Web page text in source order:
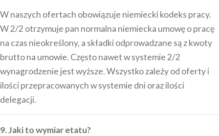
W naszych ofertach obowiązuje niemiecki kodeks pracy.
W 2/2 otrzymuje pan normalna niemiecka umowę o pracę
na czas nieokreślony, a składki odprowadzane są z kwoty
brutto na umowie. Często nawet w systemie 2/2
wynagrodzenie jest wyższe. Wszystko zależy od oferty i
ilości przepracowanych w systemie dni oraz ilości
delegacji.
9. Jaki to wymiar etatu?